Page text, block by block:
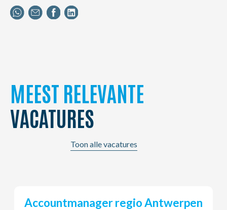
MEEST RELEVANTE
VACATURES
Toon alle vacatures
Accountmanager regio Antwerpen